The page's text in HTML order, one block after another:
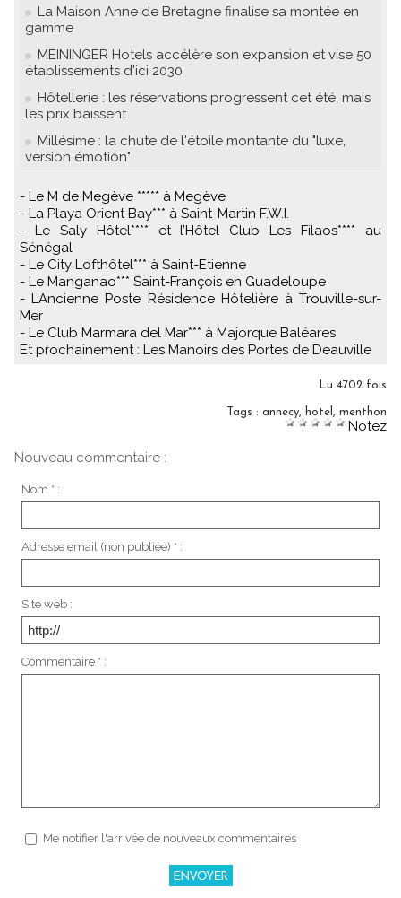
La Maison Anne de Bretagne finalise sa montée en
gamme
MEININGER Hotels accélère son expansion et vise 50
établissements d'ici 2030
Hôtellerie : les réservations progressent cet été, mais
les prix baissent
Millésime : la chute de l'étoile montante du "luxe,
version émotion"
- Le M de Megève ***** à Megève
- La Playa Orient Bay*** à Saint-Martin F.W.I.
- Le Saly Hôtel**** et l’Hôtel Club Les Filaos**** au
Sénégal
- Le City Lofthôtel*** à Saint-Etienne
- Le Manganao*** Saint-François en Guadeloupe
- L’Ancienne Poste Résidence Hôtelière à Trouville-sur-
Mer
- Le Club Marmara del Mar*** à Majorque Baléares
Et prochainement : Les Manoirs des Portes de Deauville
Lu 4702 fois
Tags : annecy, hotel , menthon
Notez
Nouveau commentaire :
Nom * :
Adresse email (non publiée) * :
Site web :
Commentaire * :
Me notifier l'arrivée de nouveaux commentaires